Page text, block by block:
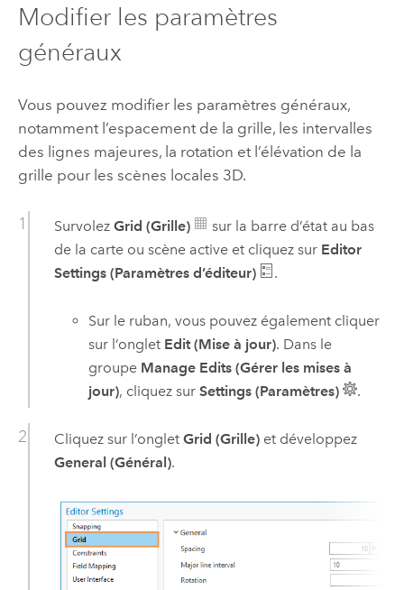
Modifier les paramètres
généraux
Vous pouvez modifier les paramètres généraux,
notamment l’espacement de la grille, les intervalles
des lignes majeures, la rotation et l’élévation de la
grille pour les scènes locales 3D.
Survolez Grid (Grille)
sur la barre d’état au bas
de la carte ou scène active et cliquez sur Editor
Settings (Paramètres d’éditeur)
.
Sur le ruban, vous pouvez également cliquer
sur l’onglet Edit (Mise à jour). Dans le
groupe Manage Edits (Gérer les mises à
jour), cliquez surSettings (Paramètres) .
Cliquez sur l’onglet Grid (Grille)et développez
General (Général).